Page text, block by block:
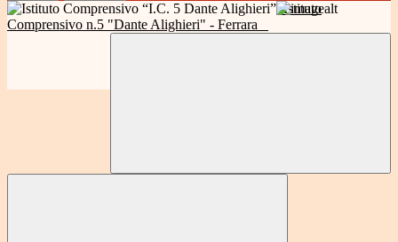
Istituto
Comprensivo n.5 "Dante Alighieri" - Ferrara